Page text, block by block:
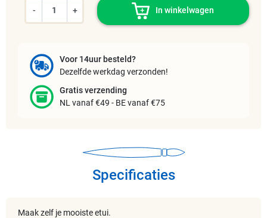
- + In winkelwagen
Voor 14uur besteld?
Dezelfde werkdag verzonden!
Gratis verzending
NL vanaf €49 - BE vanaf €75
Specificaties
Maak zelf je mooiste etui.